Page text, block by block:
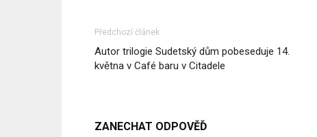
Předchozí článek
Autor trilogie Sudetský dům pobeseduje 14.
května v Café baru v Citadele
ZANECHAT ODPOVĚĎ